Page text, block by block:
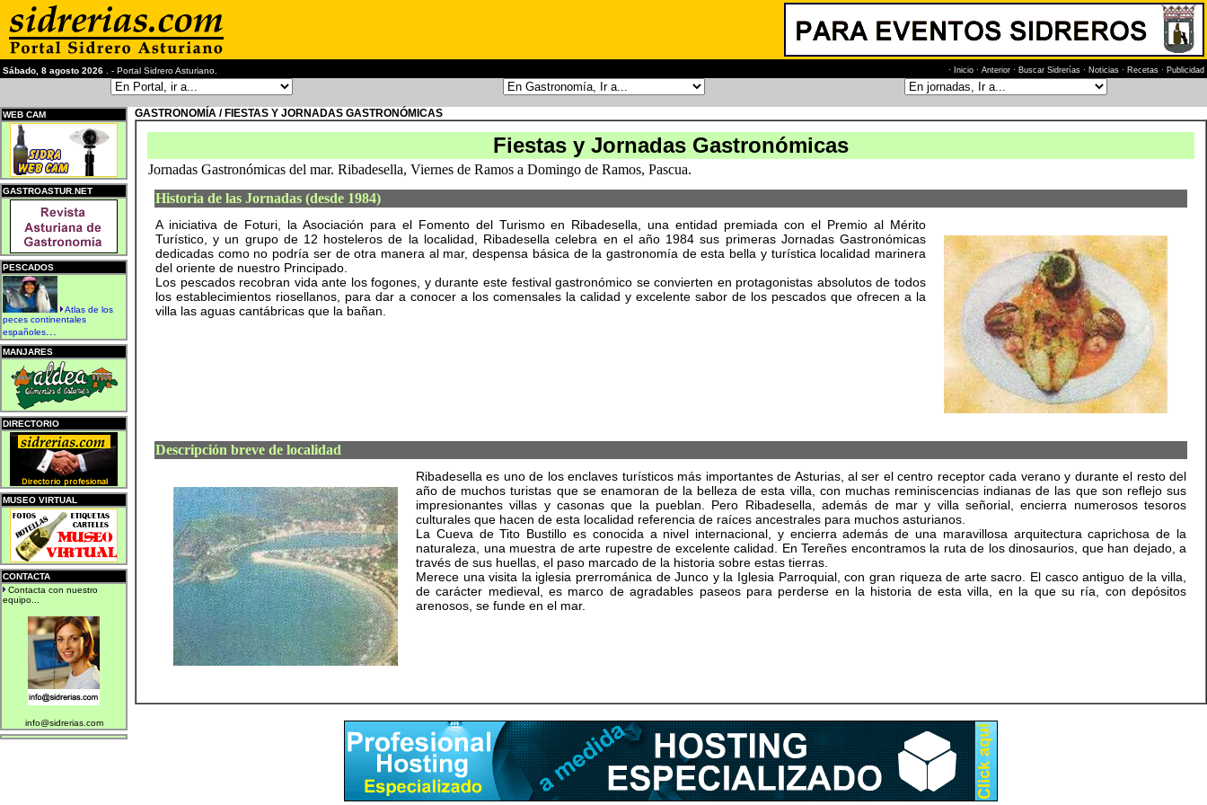
Sábado, 8 agosto 2026 . - Portal Sidrero Asturiano. · Inicio · Anterior · Buscar Sidrerías · Noticias · Recetas · Publicidad
WEB CAM
GASTROASTUR.NET
PESCADOS
Atlas de los
peces continentales
españoles...
MANJARES
DIRECTORIO
MUSEO VIRTUAL
CONTACTA
Contacta con nuestro
equipo...
info@sidrerias.com
GASTRONOMÍA / FIESTAS Y JORNADAS GASTRONÓMICAS
Fiestas y Jornadas Gastronómicas
Jornadas Gastronómicas del mar. Ribadesella, Viernes de Ramos a Domingo de Ramos, Pascua.
Historia de las Jornadas (desde 1984)
A iniciativa de Foturi, la Asociación para el Fomento del Turismo en Ribadesella, una entidad premiada con el Premio al Mérito
Turístico, y un grupo de 12 hosteleros de la localidad, Ribadesella celebra en el año 1984 sus primeras Jornadas Gastronómicas
dedicadas como no podría ser de otra manera al mar, despensa básica de la gastronomía de esta bella y turística localidad marinera
del oriente de nuestro Principado.
Los pescados recobran vida ante los fogones, y durante este festival gastronómico se convierten en protagonistas absolutos de todos
los establecimientos riosellanos, para dar a conocer a los comensales la calidad y excelente sabor de los pescados que ofrecen a la
villa las aguas cantábricas que la bañan.
Descripción breve de localidad
Ribadesella es uno de los enclaves turísticos más importantes de Asturias, al ser el centro receptor cada verano y durante el resto del
año de muchos turistas que se enamoran de la belleza de esta villa, con muchas reminiscencias indianas de las que son reflejo sus
impresionantes villas y casonas que la pueblan. Pero Ribadesella, además de mar y villa señorial, encierra numerosos tesoros
culturales que hacen de esta localidad referencia de raíces ancestrales para muchos asturianos.
La Cueva de Tito Bustillo es conocida a nivel internacional, y encierra además de una maravillosa arquitectura caprichosa de la
naturaleza, una muestra de arte rupestre de excelente calidad. En Tereñes encontramos la ruta de los dinosaurios, que han dejado, a
través de sus huellas, el paso marcado de la historia sobre estas tierras.
Merece una visita la iglesia prerrománica de Junco y la Iglesia Parroquial, con gran riqueza de arte sacro. El casco antiguo de la villa,
de carácter medieval, es marco de agradables paseos para perderse en la historia de esta villa, en la que su ría, con depósitos
arenosos, se funde en el mar.